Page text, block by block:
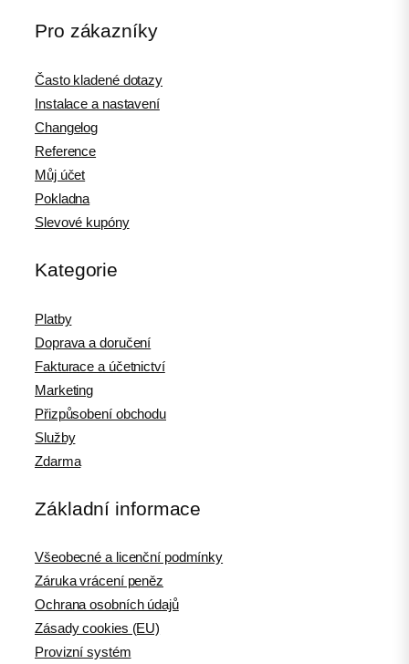
Pro zákazníky
Často kladené dotazy
Instalace a nastavení
Changelog
Reference
Můj účet
Pokladna
Slevové kupóny
Kategorie
Platby
Doprava a doručení
Fakturace a účetnictví
Marketing
Přizpůsobení obchodu
Služby
Zdarma
Základní informace
Všeobecné a licenční podmínky
Záruka vrácení peněz
Ochrana osobních údajů
Zásady cookies (EU)
Provizní systém